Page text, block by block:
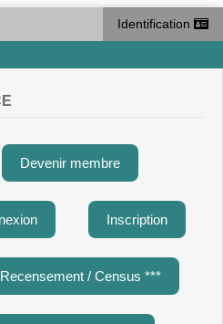
Identification
Devenir membre
Inscription
/ Census ***